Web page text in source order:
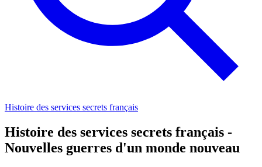
Histoire des services secrets français
Histoire des services secrets français -
Nouvelles guerres d'un monde nouveau